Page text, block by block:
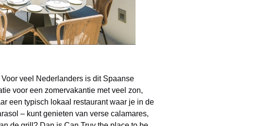
veel Nederlanders is dit Spaanse
voor een zomervakantie met veel zon,
een typisch lokaal restaurant waar je in de
– kunt genieten van verse calamares,